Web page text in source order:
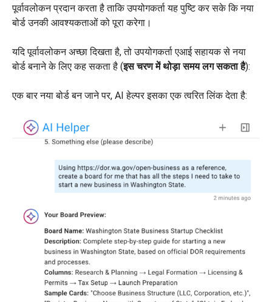
पूर्वावलोकन प्रदान करता है ताकि उपयोगकर्ता यह पुष्टि कर सके कि नया
बोर्ड उनकी आवश्यकताओं को पूरा करेगा।
यदि पूर्वावलोकन अच्छा दिखता है, तो उपयोगकर्ता एआई सहायक से नया
बोर्ड बनाने के लिए कह सकता है (इस चरण में थोड़ा समय लग सकता है):
एक बार नया बोर्ड बन जाने पर, AI हेल्पर इसका एक त्वरित लिंक देता है: